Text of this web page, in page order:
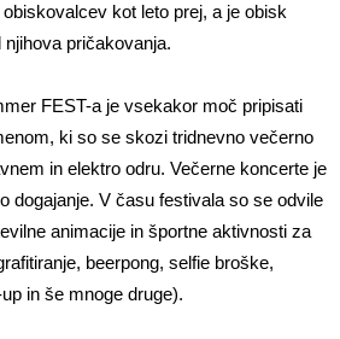
kot leto prej, a je obisk
pričakovanja.
FEST-a je vsekakor moč pripisati
ki so se skozi tridnevno večerno
in elektro odru. Večerne koncerte je
dogajanje. V času festivala so se odvile
animacije in športne aktivnosti za
beerpong, selfie broške,
in še mnoge druge).